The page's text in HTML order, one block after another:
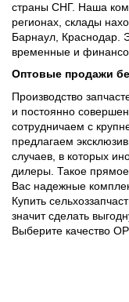
страны СНГ. Наша
регионах, склады
Барнаул, Краснодар.
временные и
Оптовые продажи
Производство
и постоянно
сотрудничаем с
предлагаем
случаев, в которых
дилеры. Такое прямое
Вас надежные
Купить
значит сделать
Выберите качество